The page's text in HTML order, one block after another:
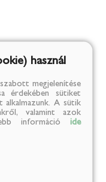
használ
megjelenítése
érdekében sütiket
alkalmazunk. A sütik
valamint azok
információ ide